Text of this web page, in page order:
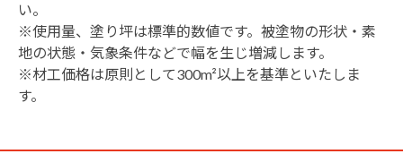
い。
※使用量、塗り坪は標準的数値です。被塗物の形状・素
地の状態・気象条件などで幅を生じ増減します。
※材工価格は原則として300m²以上を基準といたしま
す。